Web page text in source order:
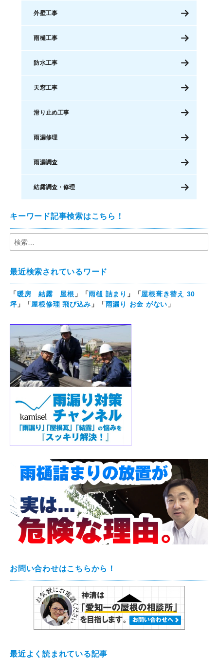
外壁工事
雨樋工事
防水工事
天窓工事
滑り止め工事
雨漏修理
雨漏調査
結露調査・修理
キーワード記事検索はこちら！
最近検索されているワード
「暖房 結露 屋根 」「雨樋 詰まり 」「屋根葺き替え 30
坪」「屋根修理 飛び込み 」「雨漏り お金 がない 」
お問い合わせはこちらから！
最近よく読まれている記事